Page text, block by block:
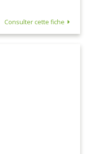
Consulter cette fiche